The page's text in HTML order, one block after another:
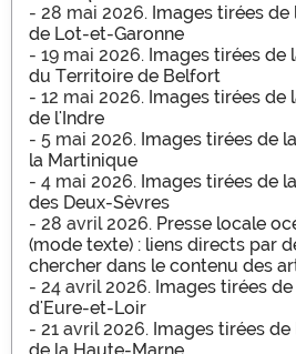
- 28 mai 2026. Images tirées de
de Lot-et-Garonne
- 19 mai 2026. Images tirées de
du Territoire de Belfort
- 12 mai 2026. Images tirées de
de l'Indre
- 5 mai 2026. Images tirées de
la Martinique
- 4 mai 2026. Images tirées de
des Deux-Sèvres
- 28 avril 2026. Presse locale
(mode texte) : liens directs par
chercher dans le contenu des
- 24 avril 2026. Images tirées
d'Eure-et-Loir
- 21 avril 2026. Images tirées de